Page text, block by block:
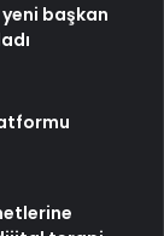
başkan